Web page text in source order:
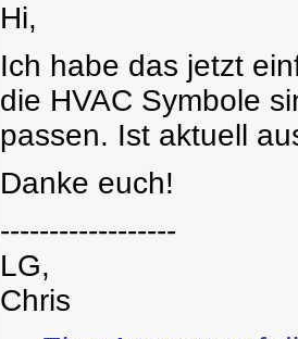
Hi,
Ich habe das jetzt
die HVAC Symbole
passen. Ist aktuell
Danke euch!
------------------
LG,
Chris